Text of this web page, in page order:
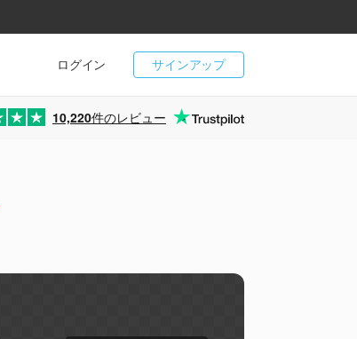
サインアップ
ログイン
10,220件のレビュー